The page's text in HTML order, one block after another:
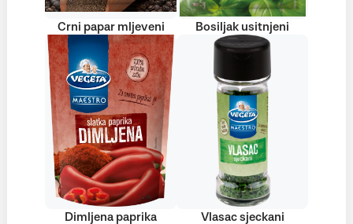
Crni papar mljeveni Bosiljak usitnjeni
Dimljena paprika Vlasac sjeckani